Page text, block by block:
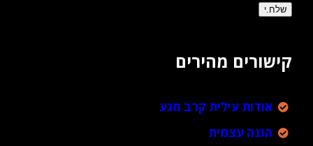
קישורים מהירים
אודות עילית קרב מגע
הגנה עצמית